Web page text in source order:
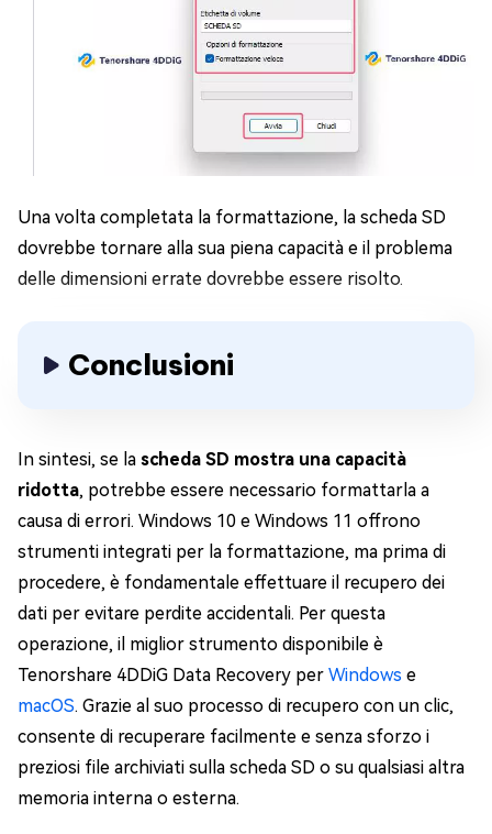
Una volta completata la formattazione, la scheda SD
dovrebbe tornare alla sua piena capacità e il problema
delle dimensioni errate dovrebbe essere risolto.
Conclusioni
In sintesi, se la scheda SD mostra una capacità
ridotta, potrebbe essere necessario formattarla a
causa di errori. Windows 10 e Windows 11 offrono
strumenti integrati per la formattazione, ma prima di
procedere, è fondamentale effettuare il recupero dei
dati per evitare perdite accidentali. Per questa
operazione, il miglior strumento disponibile è
Tenorshare 4DDiG Data Recovery per Windows e
macOS. Grazie al suo processo di recupero con un clic,
consente di recuperare facilmente e senza sforzo i
preziosi file archiviati sulla scheda SD o su qualsiasi altra
memoria interna o esterna.